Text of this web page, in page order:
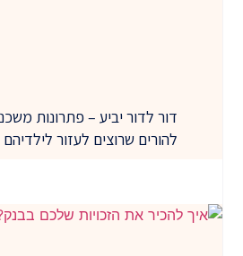
דור לדור יביע – פתרונות משכנתא
להורים שרוצים לעזור לילדיהם